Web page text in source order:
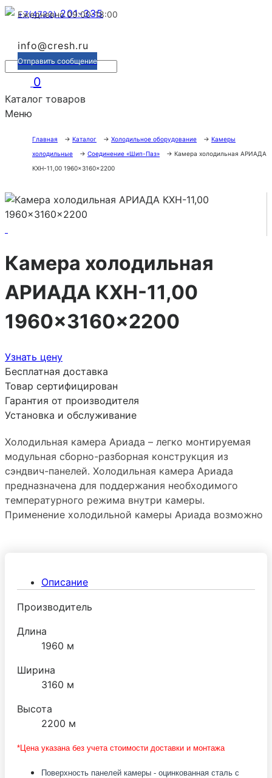
+7(4722)201-335
Ежедневно 09:00-18:00
info@cresh.ru
Отправить сообщение
0
Каталог товаров
Меню
Главная → Каталог → Холодильное оборудование → Камеры
холодильные
→ Соединение «Шип-Паз» → Камера холодильная АРИАДА
КХН-11,00 1960×3160×2200
Камера холодильная
АРИАДА КХН-11,00
1960×3160×2200
Узнать цену
Бесплатная доставка
Товар сертифицирован
Гарантия от производителя
Установка и обслуживание
Холодильная камера Ариада – легко монтируемая
модульная сборно-разборная конструкция из
сэндвич-панелей. Холодильная камера Ариада
предназначена для поддержания необходимого
температурного режима внутри камеры.
Применение холодильной камеры Ариада возможно
хранение продуктов при температуре: -2:+6°С
(среднетемпературные), -
15:-25°С(низкотемпературные).
Описание
Производитель
Длина
1960 м
Ширина
3160 м
Высота
2200 м
*Цена указана без учета стоимости доставки и монтажа
Поверхность панелей камеры - оцинкованная сталь с